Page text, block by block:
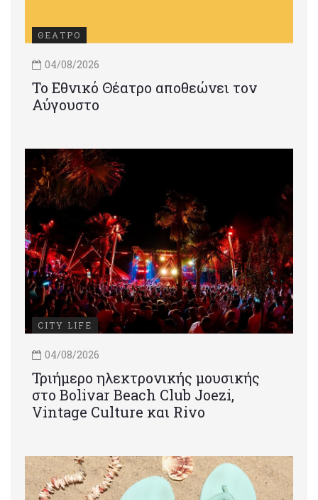
ΘΕΑΤΡΟ
04/08/2026
Το Εθνικό Θέατρο αποθεώνει τον
Αύγουστο
CITY LIFE
04/08/2026
Τριήμερο ηλεκτρονικής μουσικής
στο Bolivar Beach Club Joezi,
Vintage Culture και Rivo